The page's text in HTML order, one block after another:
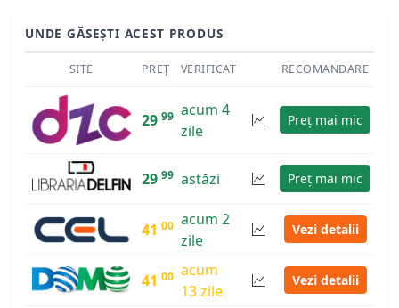
UNDE GĂSEȘTI ACEST PRODUS
SITE PREȚ VERIFICAT RECOMANDARE
29 99 acum 4
zile
Preț mai mic
29 99 astăzi Preț mai mic
41 00 acum 2
zile
Vezi detalii
41 00 acum
13 zile
Vezi detalii